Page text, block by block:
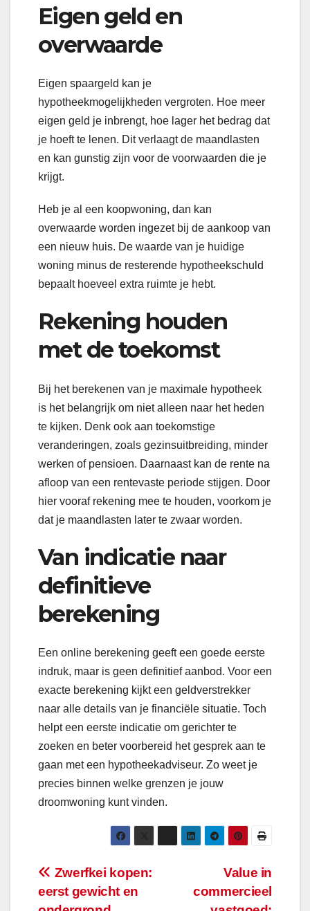
Eigen geld en
overwaarde
Eigen spaargeld kan je
hypotheekmogelijkheden vergroten. Hoe meer
eigen geld je inbrengt, hoe lager het bedrag dat
je hoeft te lenen. Dit verlaagt de maandlasten
en kan gunstig zijn voor de voorwaarden die je
krijgt.
Heb je al een koopwoning, dan kan
overwaarde worden ingezet bij de aankoop van
een nieuw huis. De waarde van je huidige
woning minus de resterende hypotheekschuld
bepaalt hoeveel extra ruimte je hebt.
Rekening houden
met de toekomst
Bij het berekenen van je maximale hypotheek
is het belangrijk om niet alleen naar het heden
te kijken. Denk ook aan toekomstige
veranderingen, zoals gezinsuitbreiding, minder
werken of pensioen. Daarnaast kan de rente na
afloop van een rentevaste periode stijgen. Door
hier vooraf rekening mee te houden, voorkom je
dat je maandlasten later te zwaar worden.
Van indicatie naar
definitieve
berekening
Een online berekening geeft een goede eerste
indruk, maar is geen definitief aanbod. Voor een
exacte berekening kijkt een geldverstrekker
naar alle details van je financiële situatie. Toch
helpt een eerste indicatie om gerichter te
zoeken en beter voorbereid het gesprek aan te
gaan met een hypotheekadviseur. Zo weet je
precies binnen welke grenzen je jouw
droomwoning kunt vinden.
Bericht
Value in
commercieel
Zwerfkei kopen:
eerst gewicht en